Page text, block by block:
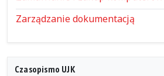
Zarządzanie dokumentacją
Czasopismo UJK